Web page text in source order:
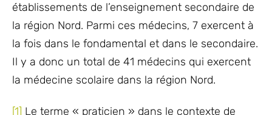
établissements de l’enseignement secondaire de
la région Nord. Parmi ces médecins, 7 exercent à
la fois dans le fondamental et dans le secondaire.
Il y a donc un total de 41 médecins qui exercent
la médecine scolaire dans la région Nord.
[1] Le terme « praticien » dans le contexte de